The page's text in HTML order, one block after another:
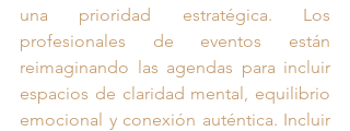
una prioridad estratégica. Los
profesionales de eventos están
reimaginando las agendas para incluir
espacios de claridad mental, equilibrio
emocional y conexión auténtica. Incluir